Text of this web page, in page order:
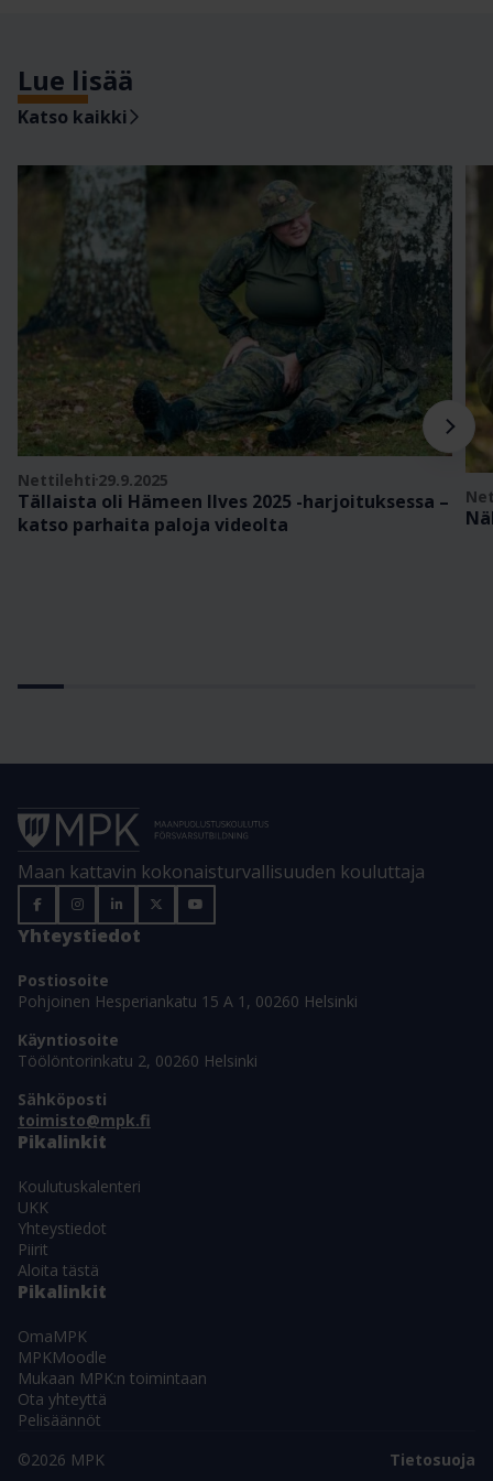
Lue lisää
Katso kaikki
Nettilehti 29.9.2025
Tällaista oli Hämeen Ilves 2025 -harjoituksessa –
katso parhaita paloja videolta
Maan kattavin kokonaisturvallisuuden kouluttaja
Yhteystiedot
Postiosoite
Pohjoinen Hesperiankatu 15 A 1, 00260 Helsinki
Käyntiosoite
Töölöntorinkatu 2, 00260 Helsinki
Sähköposti
toimisto@mpk.fi
Pikalinkit
Koulutuskalenteri
UKK
Yhteystiedot
Piirit
Aloita tästä
Pikalinkit
OmaMPK
MPKMoodle
Mukaan MPK:n toimintaan
Ota yhteyttä
Pelisäännöt
©2026 MPK
Tietosuoja